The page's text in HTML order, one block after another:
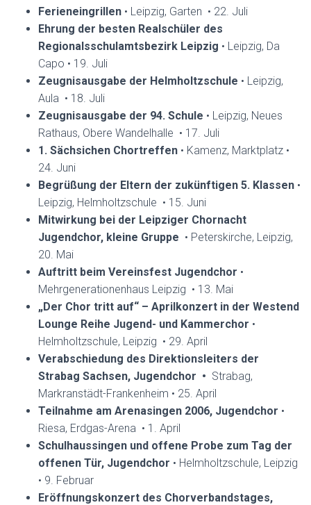
Ferieneingrillen • Leipzig, Garten • 22. Juli
Ehrung der besten Realschüler des
Regionalsschulamtsbezirk Leipzig • Leipzig, Da
Capo • 19. Juli
Zeugnisausgabe der Helmholtzschule • Leipzig,
Aula • 18. Juli
Zeugnisausgabe der 94. Schule • Leipzig, Neues
Rathaus, Obere Wandelhalle • 17. Juli
1. Sächsichen Chortreffen • Kamenz, Marktplatz •
24. Juni
Begrüßung der Eltern der zukünftigen 5. Klassen •
Leipzig, Helmholtzschule • 15. Juni
Mitwirkung bei der Leipziger Chornacht
Jugendchor, kleine Gruppe • Peterskirche, Leipzig,
20. Mai
Auftritt beim Vereinsfest Jugendchor •
Mehrgenerationenhaus Leipzig • 13. Mai
„Der Chor tritt auf“ – Aprilkonzert in der Westend
Lounge Reihe Jugend- und Kammerchor •
Helmholtzschule, Leipzig • 29. April
Verabschiedung des Direktionsleiters der
Strabag Sachsen, Jugendchor • Strabag,
Markranstädt-Frankenheim • 25. April
Teilnahme am Arenasingen 2006, Jugendchor •
Riesa, Erdgas-Arena • 1. April
Schulhaussingen und offene Probe zum Tag der
offenen Tür, Jugendchor • Helmholtzschule, Leipzig
• 9. Februar
Eröffnungskonzert des Chorverbandstages,